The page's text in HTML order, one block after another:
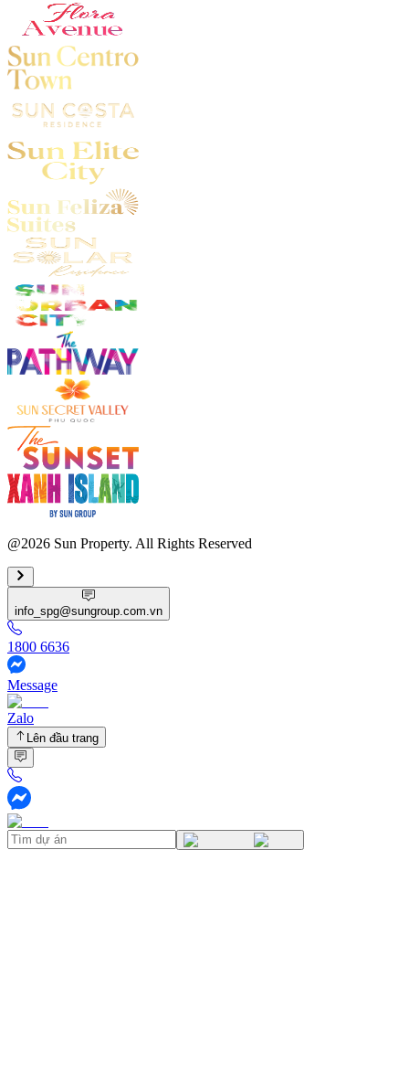
@2026 Sun Property. All Rights Reserved
info_spg@sungroup.com.vn
1800 6636
Message
Zalo
Lên đầu trang